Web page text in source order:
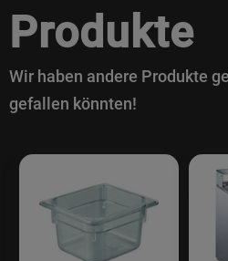
Produkte
Wir haben andere Produkte
gefallen könnten!